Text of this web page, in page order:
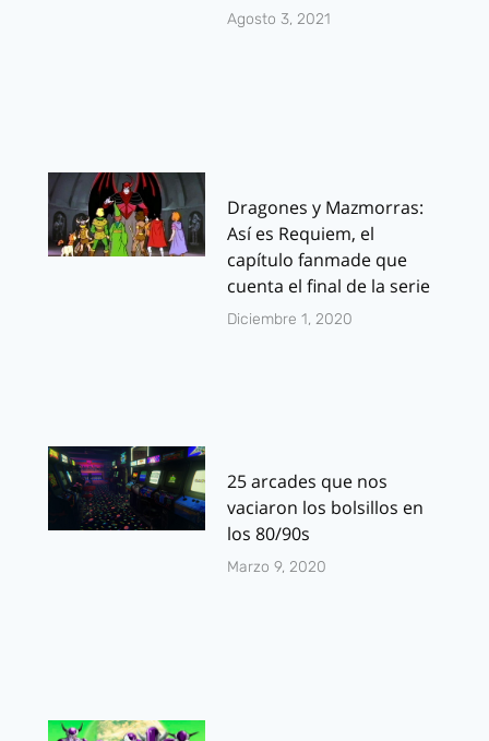
Agosto 3, 2021
Dragones y Mazmorras:
Así es Requiem, el
capítulo fanmade que
cuenta el final de la serie
Diciembre 1, 2020
25 arcades que nos
vaciaron los bolsillos en
los 80/90s
Marzo 9, 2020